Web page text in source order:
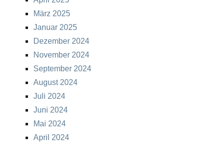
März 2025
Januar 2025
Dezember 2024
November 2024
September 2024
August 2024
Juli 2024
Juni 2024
Mai 2024
April 2024